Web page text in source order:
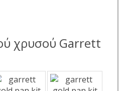
χρυσού Garrett